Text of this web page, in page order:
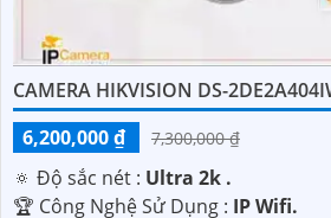
CAMERA HIKVISION DS-
6,200,000 ₫
7,300,000 ₫
🔅 Độ sắc nét : Ultra 2k .
🏆 Công Nghệ Sử Dụng : IP Wifi.